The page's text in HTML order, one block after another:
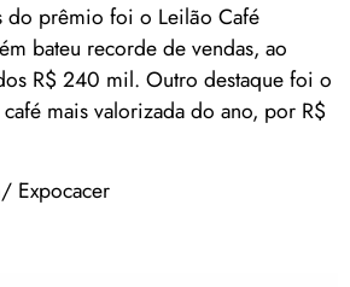
do prêmio foi o Leilão Café
bateu recorde de vendas, ao
R$ 240 mil. Outro destaque foi o
mais valorizada do ano, por R$
Expocacer